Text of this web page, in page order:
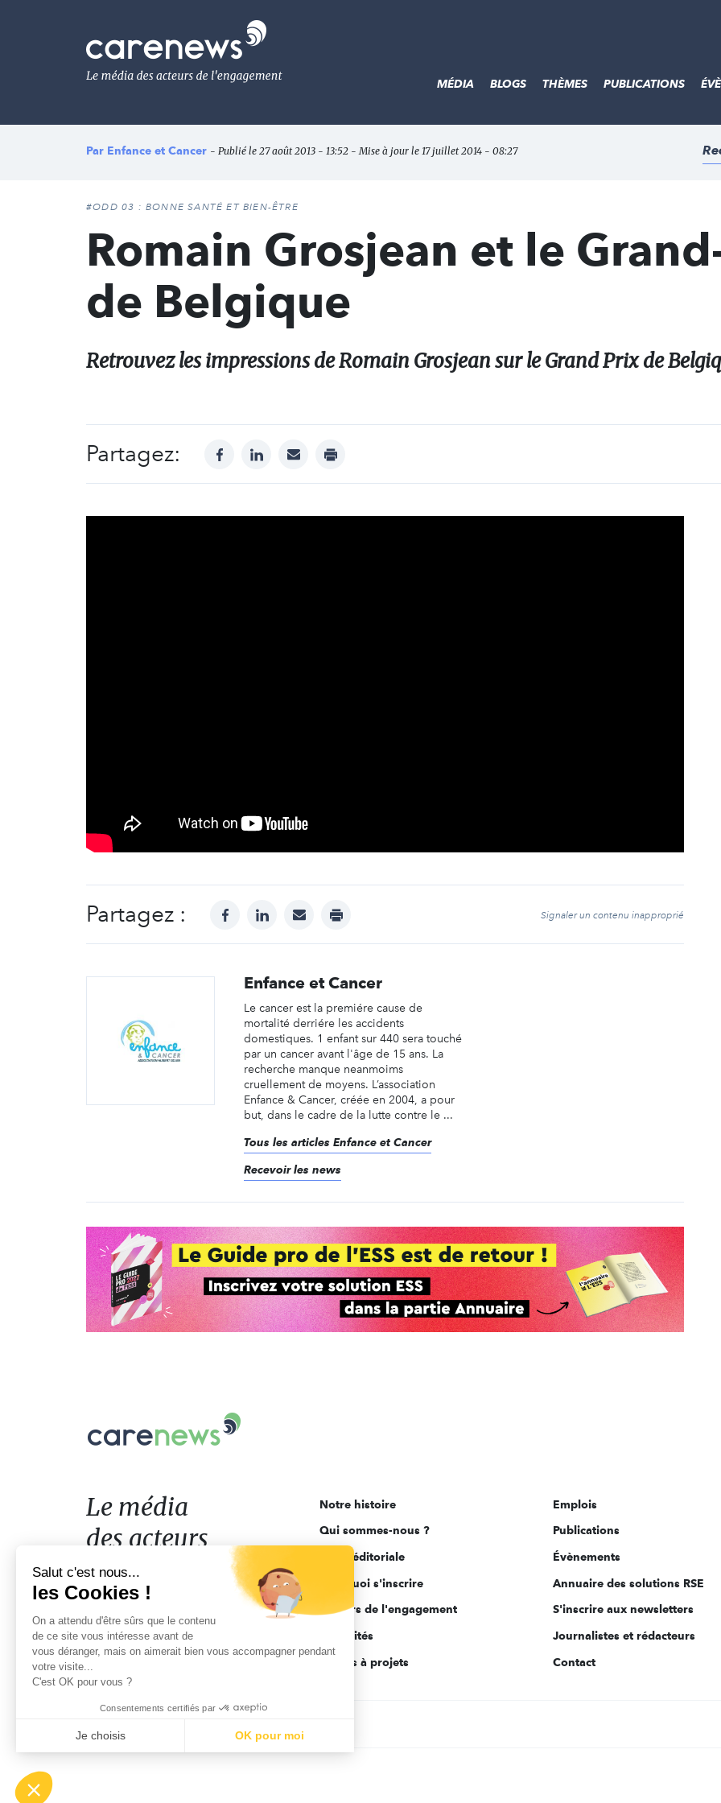
Le
média
de
l'engagement
MÉDIA BLOGS THÈMES PUBLICATIONS
Par Enfance et Cancer - Publié le 27 août 2013 - 13:52 - Mise à jour le 17 juillet 2014 - 08:27
#ODD 03 : BONNE SANTÉ ET BIEN-ÊTRE
Romain Grosjean et le
de Belgique
Retrouvez les impressions de Romain Grosjean sur le Grand Prix de
Partagez: facebooklinkedinmail print
Partagez : facebooklinkedinmail print Signaler un contenu inapproprié
Enfance et Cancer
Le cancer est la premiére cause de
mortalité derriére les accidents
domestiques. 1 enfant sur 440 sera touché
par un cancer avant l'âge de 15 ans. La
recherche manque neanmoims
cruellement de moyens. L’association
Enfance & Cancer, créée en 2004, a pour
but, dans le cadre de la lutte contre le ...
Tous les articles Enfance et Cancer
Recevoir les news
Le
acteurs
de
l'engagement
Le média
des acteurs
de l'engagement
Notre histoire
Qui sommes-nous ?
Ligne éditoriale
Pourquoi s'inscrire
Acteurs de l'engagement
Actualités
Appels à projets
Emplois
Publications
Évènements
Annuaire des solutions RSE
S'inscrire aux newsletters
Journalistes et rédacteurs
Contact
Salut c'est nous...
les Cookies !
On a attendu d'être sûrs que le contenu
de ce site vous intéresse avant de
vous déranger, mais on aimerait bien vous accompagner pendant
votre visite...
C'est OK pour vous ?
Consentements certifiés par
Je choisis OK pour moi
Notre plateforme vous permet d'adapter et de gérer vos paramètres de confidentialité, en garantissant la conformité